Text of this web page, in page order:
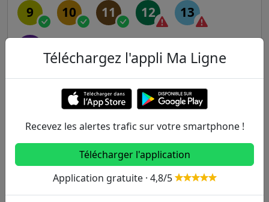
9 10 11 12 13
B C D E
J K L N
Téléchargez l'appli Ma Ligne
Recevez les alertes trafic sur votre smartphone !
Télécharger l'application
Application gratuite · 4,8/5